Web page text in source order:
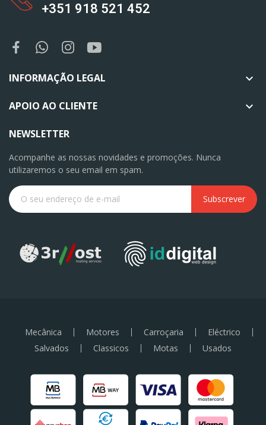
+351 918 521 452
INFORMAÇÃO LEGAL 
APOIO AO CLIENTE 
NEWSLETTER
Acompanhe as nossas novidades e promoções. Nunca
utilizaremos o seu email em spam.
Subscrever
Mecânica Motores Carroçaria
Eléctrico
Salvados
Classicos Motas Usados